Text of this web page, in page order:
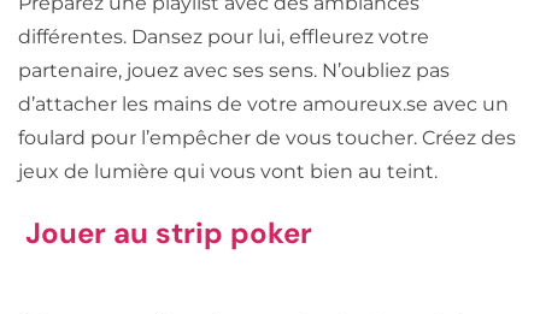
différentes. Dansez pour lui, effleurez votre
partenaire, jouez avec ses sens. N’oubliez pas
d’attacher les mains de votre amoureux.se avec un
foulard pour l’empêcher de vous toucher. Créez des
jeux de lumière qui vous vont bien au teint.
Jouer au strip poker